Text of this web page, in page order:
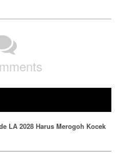
LA 2028 Harus Merogoh Kocek